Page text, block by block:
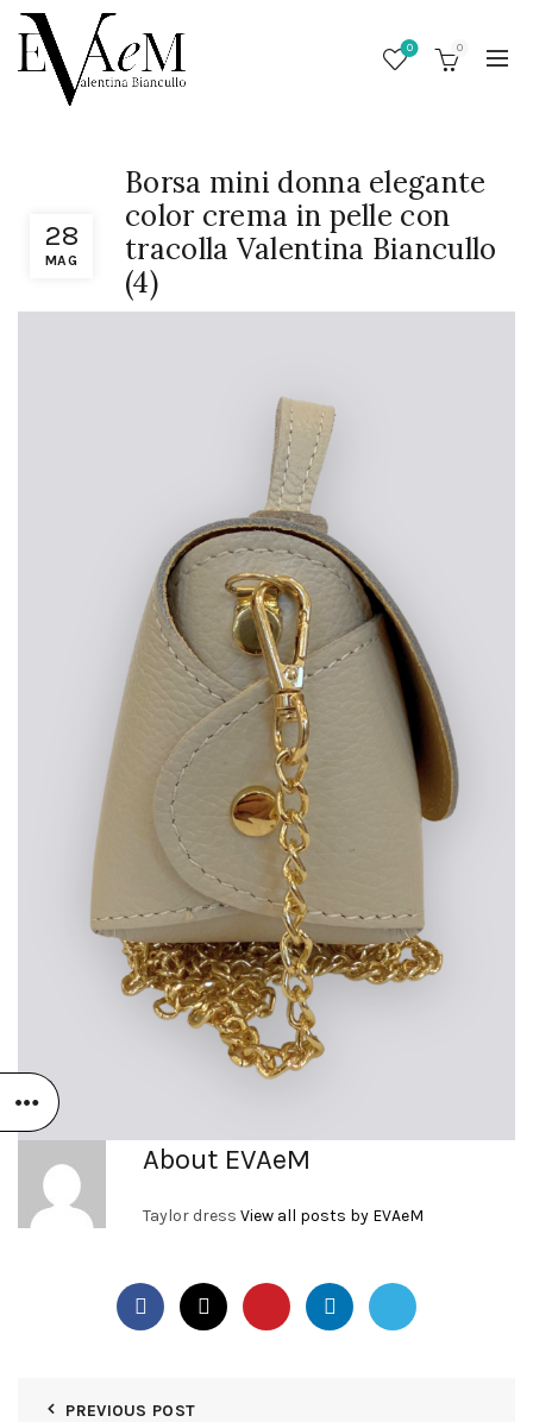
0 0
28
MAG
Borsa mini donna elegante
color crema in pelle con
tracolla Valentina Biancullo
(4)
About EVAeM
Taylor dress View all posts by EVAeM
PREVIOUS POST